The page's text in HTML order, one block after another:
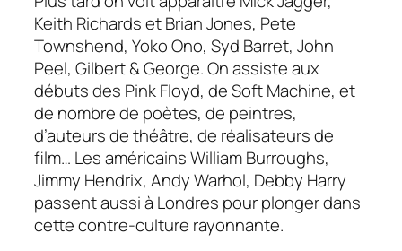
Keith Richards et Brian Jones, Pete
Townshend, Yoko Ono, Syd Barret, John
Peel, Gilbert & George. On assiste aux
débuts des Pink Floyd, de Soft Machine, et
de nombre de poètes, de peintres,
d’auteurs de théâtre, de réalisateurs de
film… Les américains William Burroughs,
Jimmy Hendrix, Andy Warhol, Debby Harry
passent aussi à Londres pour plonger dans
cette contre-culture rayonnante.